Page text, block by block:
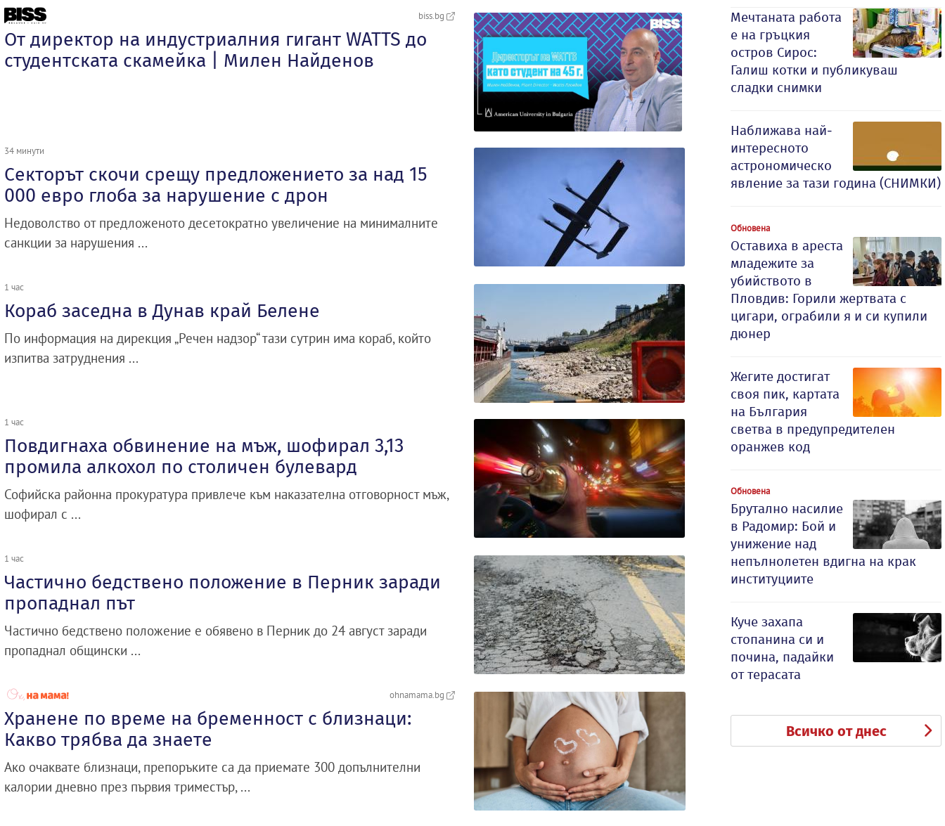
biss.bg
От директор на индустриалния гигант WATTS до
студентската скамейка | Милен Найденов
34 минути
Секторът скочи срещу предложението за над 15
000 евро глоба за нарушение с дрон
Недоволство от предложеното десетократно увеличение на минималните
санкции за нарушения ...
1 час
Кораб заседна в Дунав край Белене
По информация на дирекция „Речен надзор“ тази сутрин има кораб, който
изпитва затруднения ...
1 час
Повдигнаха обвинение на мъж, шофирал 3,13
промила алкохол по столичен булевард
Софийска районна прокуратура привлече към наказателна отговорност мъж,
шофирал с ...
1 час
Частично бедствено положение в Перник заради
пропаднал път
Частично бедствено положение е обявено в Перник до 24 август заради
пропаднал общински ...
ohnamama.bg
Хранене по време на бременност с близнаци:
Какво трябва да знаете
Ако очаквате близнаци, препоръките са да приемате 300 допълнителни
калории дневно през първия триместър, ...
Мечтаната работа
е на гръцкия
остров Сирос:
Галиш котки и публикуваш
сладки снимки
Наближава най-
интересното
астрономическо
явление за тази година (СНИМКИ)
Обновена
Оставиха в ареста
младежите за
убийството в
Пловдив: Горили жертвата с
цигари, ограбили я и си купили
дюнер
Жегите достигат
своя пик, картата
на България
светва в предупредителен
оранжев код
Обновена
Брутално насилие
в Радомир: Бой и
унижение над
непълнолетен вдигна на крак
институциите
Куче захапа
стопанина си и
почина, падайки
от терасата
Всичко от днес